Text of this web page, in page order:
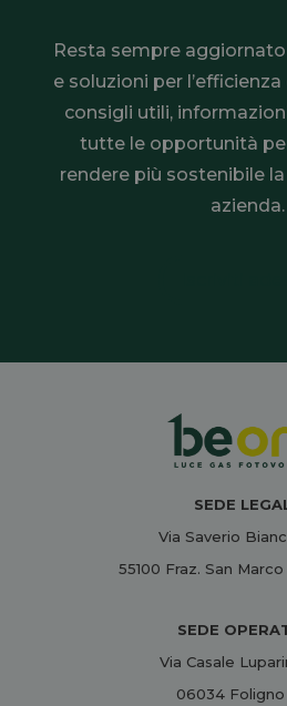
Resta sempre
e soluzioni per
consigli utili,
tutte le opportunità
rendere più sostenibile
azienda.
SEDE
Via Saverio
55100 Fraz. San Marco
SEDE
Via Casale
06034 Foligno